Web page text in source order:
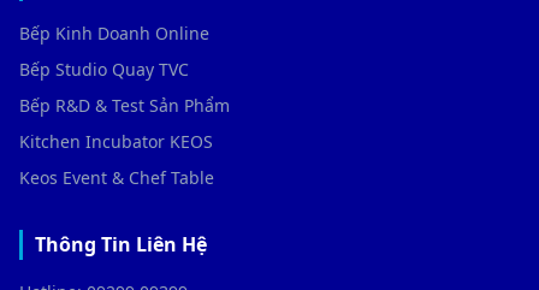
Bếp Kinh Doanh Online
Bếp Studio Quay TVC
Bếp R&D & Test Sản Phẩm
Kitchen Incubator KEOS
Keos Event & Chef Table
Thông Tin Liên Hệ